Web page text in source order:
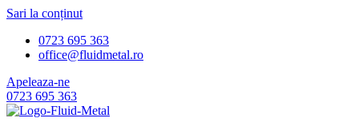
Sari la conținut
0723 695 363
office@fluidmetal.ro
Apeleaza-ne
0723 695 363